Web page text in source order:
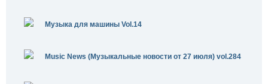
Музыка для машины Vol.14
Music News (Музыкальные новости от 27 июля) vol.284